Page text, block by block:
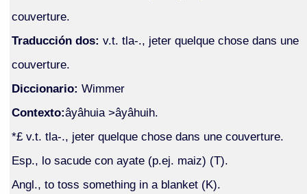
couverture.
Traducción dos: v.t. tla-., jeter quelque chose dans une
couverture.
Diccionario: Wimmer
Contexto:âyâhuia >âyâhuih.
*£ v.t. tla-., jeter quelque chose dans une couverture.
Esp., lo sacude con ayate (p.ej. maiz) (T).
Angl., to toss something in a blanket (K).